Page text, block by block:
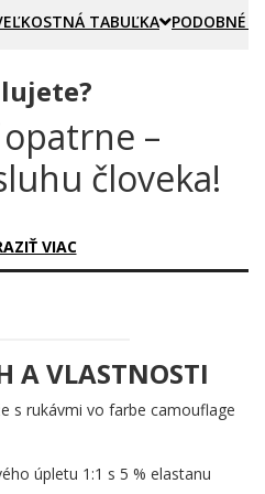
TABUĽKA PODOBNÉ
–
človeka!
pozornosť. Nie preto, že
pravidiel. A práve tieto
úžasný?
z etikety na údržbu –
tu nájdete návod na obsluhu
tróni symbol prania s teplotou
žehlenia s odôvodnením „vrásky
VIAC
A VLASTNOSTI
s rukávmi vo farbe camouflage
úpletu 1:1 s 5 % elastanu